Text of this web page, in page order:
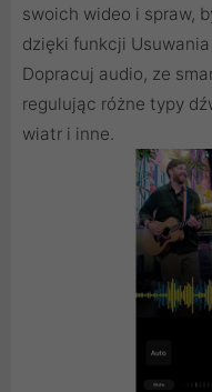
swoich wideo i spraw,
dzięki funkcji Usuwania
Dopracuj audio, ze
regulując różne typy
wiatr i inne.